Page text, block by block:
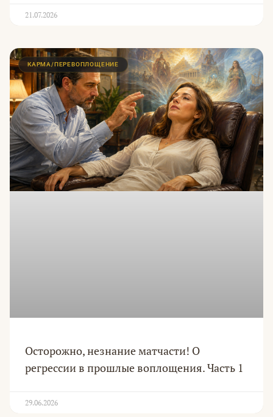
21.07.2026
КАРМА/ПЕРЕВОПЛОЩЕНИЕ
Осторожно, незнание матчасти! О
регрессии в прошлые воплощения. Часть 1
29.06.2026